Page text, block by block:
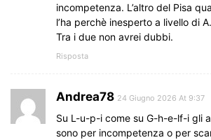
incompetenza. L’altro del Pisa
l’ha perchè inesperto a livello di A.
Tra i due non avrei dubbi.
Risposta
Andrea78 24 Giugno 2026 At 9:37
Su L-u-p-i come su G-h-e-lf-i gli
sono per incompetenza o per